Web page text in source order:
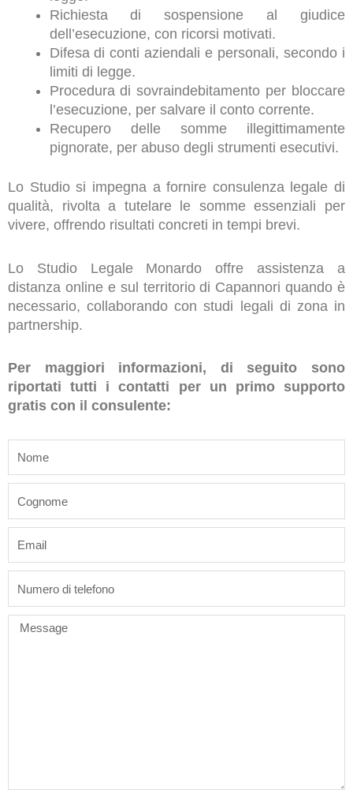
Richiesta di sospensione al giudice
dell’esecuzione, con ricorsi motivati.
Difesa di conti aziendali e personali, secondo i
limiti di legge.
Procedura di sovraindebitamento per bloccare
l’esecuzione, per salvare il conto corrente.
Recupero delle somme illegittimamente
pignorate, per abuso degli strumenti esecutivi.
Lo Studio si impegna a fornire consulenza legale di
qualità, rivolta a tutelare le somme essenziali per
vivere, offrendo risultati concreti in tempi brevi.
Lo Studio Legale Monardo offre assistenza a
distanza online e sul territorio di Capannori quando è
necessario, collaborando con studi legali di zona in
partnership.
Per maggiori informazioni, di seguito sono
riportati tutti i contatti per un primo supporto
gratis con il consulente:
Message